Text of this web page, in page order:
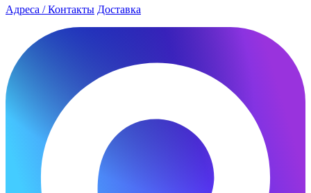
Адреса / Контакты Доставка